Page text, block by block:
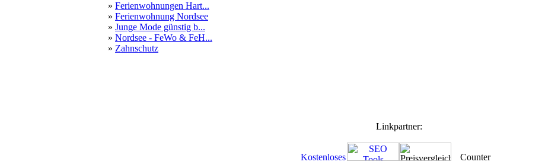
» Ferienwohnungen Hart...
» Ferienwohnung Nordsee
» Junge Mode günstig b...
» Nordsee - FeWo & FeH...
» Zahnschutz
Linkpartner: